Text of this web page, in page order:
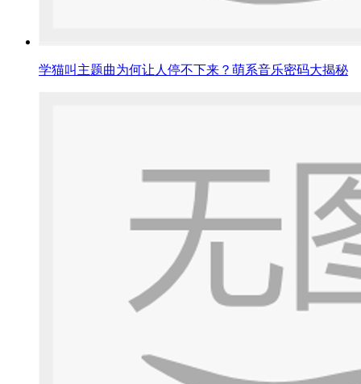
学猫叫主题曲为何让人停不下来？萌系音乐密码大揭秘